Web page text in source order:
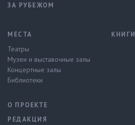
ЗА РУБЕЖОМ
МЕСТА
Театры
Музеи и выставочные залы
Концертные залы
Библиотеки
КНИГИ
О ПРОЕКТЕ
РЕДАКЦИЯ